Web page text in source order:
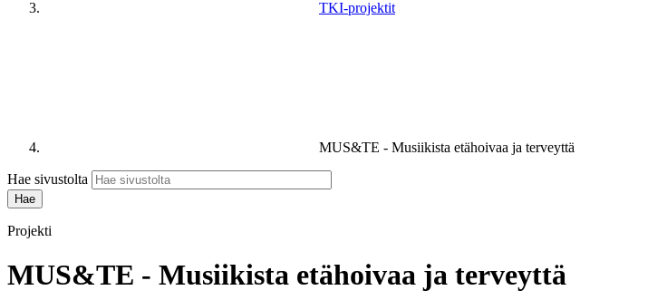
TKI-projektit
MUS&TE - Musiikista etähoivaa ja terveyttä
Hae sivustolta
Projekti
MUS&TE - Musiikista etähoivaa ja terveyttä